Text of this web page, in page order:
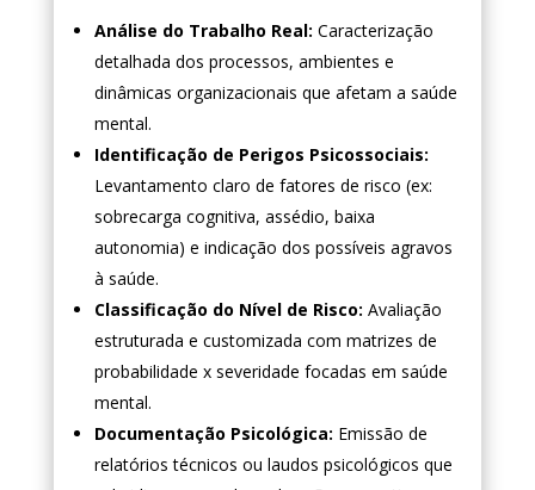
Análise do Trabalho Real: Caracterização
detalhada dos processos, ambientes e
dinâmicas organizacionais que afetam a saúde
mental.
Identificação de Perigos Psicossociais:
Levantamento claro de fatores de risco (ex:
sobrecarga cognitiva, assédio, baixa
autonomia) e indicação dos possíveis agravos
à saúde.
Classificação do Nível de Risco: Avaliação
estruturada e customizada com matrizes de
probabilidade x severidade focadas em saúde
mental.
Documentação Psicológica: Emissão de
relatórios técnicos ou laudos psicológicos que